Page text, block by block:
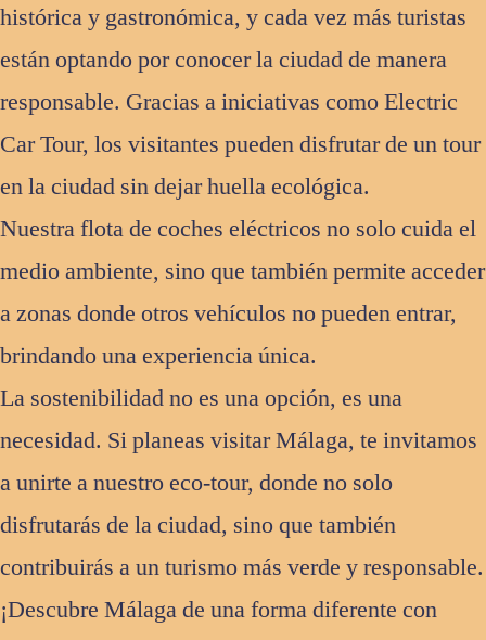
histórica y gastronómica, y cada vez más turistas
están optando por conocer la ciudad de manera
responsable. Gracias a iniciativas como Electric
Car Tour, los visitantes pueden disfrutar de un tour
en la ciudad sin dejar huella ecológica.
Nuestra flota de coches eléctricos no solo cuida el
medio ambiente, sino que también permite acceder
a zonas donde otros vehículos no pueden entrar,
brindando una experiencia única.
La sostenibilidad no es una opción, es una
necesidad. Si planeas visitar Málaga, te invitamos
a unirte a nuestro eco-tour, donde no solo
disfrutarás de la ciudad, sino que también
contribuirás a un turismo más verde y responsable.
¡Descubre Málaga de una forma diferente con